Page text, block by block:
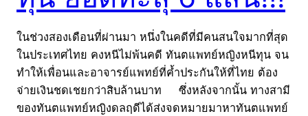
ในช่วงสองเดือนที่ผ่านมา หนึ่งในคดีที่มีคนสนใจมากที่สุด
ในประเทศไทย คงหนีไม่พ้นคดี ทันตแพทย์หญิงหนีทุน จน
ทำให้เพื่อนและอาจารย์แพทย์ที่ค้ำประกันให้ที่ไทย ต้อง
จ่ายเงินชดเชยกว่าสิบล้านบาท ซึ่งหลังจากนั้น ทางสามี
ของทันตแพทย์หญิงดลฤดีได้ส่งจดหมายมาหาทันตแพทย์